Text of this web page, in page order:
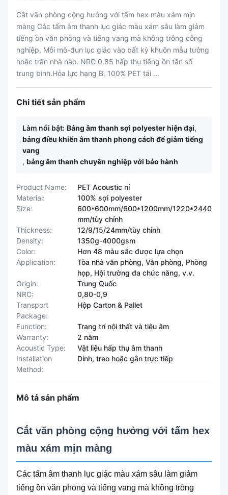
Cắt văn phòng cộng hưởng với tấm hex màu xám mịn
màng Các tấm âm thanh lục giác màu xám sâu làm giảm
tiếng ồn văn phòng và tiếng vang mà không trông công
nghiệp. Mỗi mô-đun lục giác vào bất kỳ khuôn mẫu tường
hoặc trần nhà nào. NRC 0.85 hấp thụ tiếng ồn tần số
trung bình.Hỏa lực hạng B. 100% PET tái ...
Chi tiết sản phẩm
Làm nổi bật: Bảng âm thanh sợi polyester hiện đại,
bảng điều khiển âm thanh phong cách để giảm tiếng
vang
, bảng âm thanh chuyên nghiệp với bảo hành
Product Name:
PET Acoustic nỉ
Material:
100% sợi polyester
Size:
600*600mm/600*1200mm/1220*2440
mm/tùy chỉnh
Thickness:
12/9/15/24mm/tùy chỉnh
Density:
1350g-4000gsm
Color:
Hơn 48 màu sắc được lựa chọn
Application:
Tòa nhà văn phòng, Văn phòng, Phòng
họp, Hội trường đa chức năng, v.v.
Origin:
Trung Quốc
NRC:
0,80-0,9
Transport
Package:
Hộp Carton & Pallet
Function:
Trang trí nội thất và tiêu âm
Warranty:
2 năm
Acoustic Type:
Vật liệu hấp thụ âm thanh
Installation
Method:
Dính, treo hoặc gắn trực tiếp
Mô tả sản phẩm
Cắt văn phòng cộng hưởng với tấm hex
màu xám mịn màng
Các tấm âm thanh lục giác màu xám sâu làm giảm
tiếng ồn văn phòng và tiếng vang mà không trông